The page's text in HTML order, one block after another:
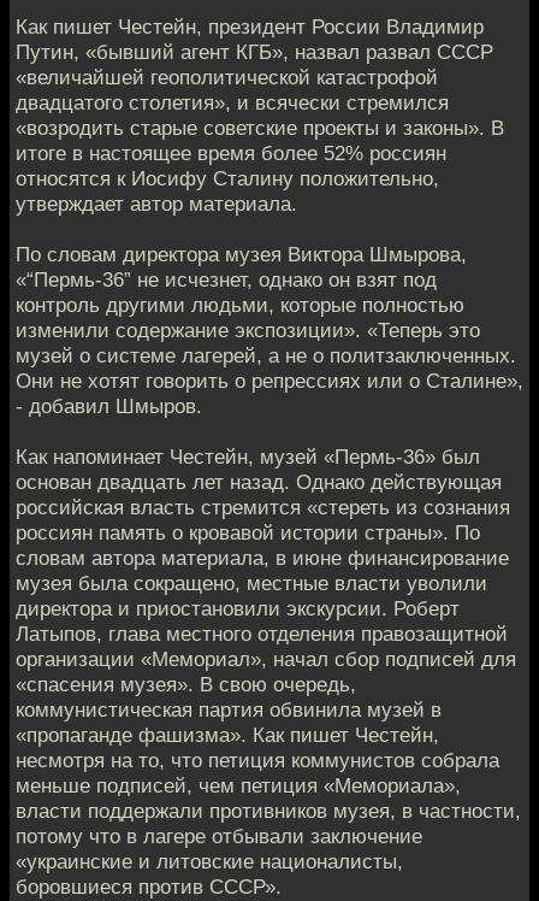
Как пишет Честейн, президент России Владимир
Путин, «бывший агент КГБ», назвал развал СССР
«величайшей геополитической катастрофой
двадцатого столетия», и всячески стремился
«возродить старые советские проекты и законы». В
итоге в настоящее время более 52% россиян
относятся к Иосифу Сталину положительно,
утверждает автор материала.
По словам директора музея Виктора Шмырова,
«“Пермь-36” не исчезнет, однако он взят под
контроль другими людьми, которые полностью
изменили содержание экспозиции». «Теперь это
музей о системе лагерей, а не о политзаключенных.
Они не хотят говорить о репрессиях или о Сталине»,
- добавил Шмыров.
Как напоминает Честейн, музей «Пермь-36» был
основан двадцать лет назад. Однако действующая
российская власть стремится «стереть из сознания
россиян память о кровавой истории страны». По
словам автора материала, в июне финансирование
музея была сокращено, местные власти уволили
директора и приостановили экскурсии. Роберт
Латыпов, глава местного отделения правозащитной
организации «Мемориал», начал сбор подписей для
«спасения музея». В свою очередь,
коммунистическая партия обвинила музей в
«пропаганде фашизма». Как пишет Честейн,
несмотря на то, что петиция коммунистов собрала
меньше подписей, чем петиция «Мемориала»,
власти поддержали противников музея, в частности,
потому что в лагере отбывали заключение
«украинские и литовские националисты,
боровшиеся против СССР».